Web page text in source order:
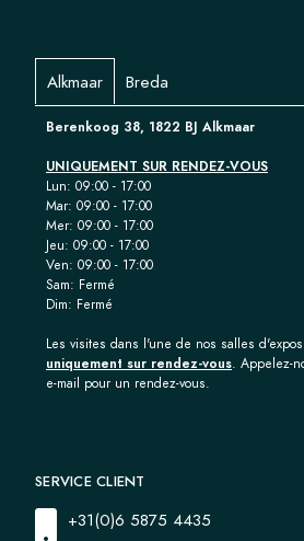
Alkmaar Breda
Berenkoog 38, 1822 BJ Alkmaar
UNIQUEMENT SUR RENDEZ-VOUS
Lun: 09:00 - 17:00
Mar: 09:00 - 17:00
Mer: 09:00 - 17:00
Jeu: 09:00 - 17:00
Ven: 09:00 - 17:00
Sam: Fermé
Dim: Fermé
Les visites dans l'une de nos salles
uniquement sur rendez-vous. Appelez-
e-mail pour un rendez-vous.
SERVICE CLIENT
+31(0)6 5875 4435